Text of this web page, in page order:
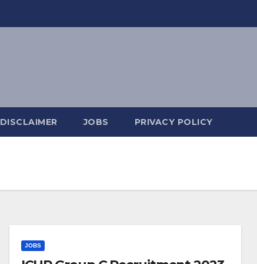
DISCLAIMER JOBS PRIVACY POLICY
JOBS